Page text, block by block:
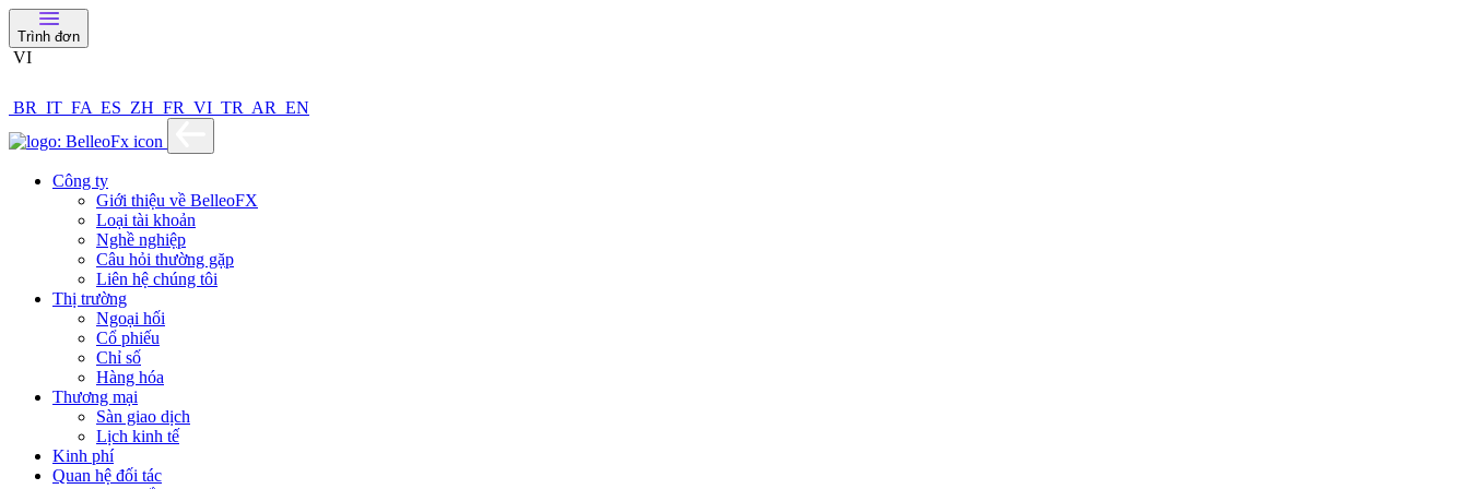
Trình đơn
VI
BR IT FA ES ZH FR VI TR AR EN
Công ty
Giới thiệu về BelleoFX
Loại tài khoản
Nghề nghiệp
Câu hỏi thường gặp
Liên hệ chúng tôi
Thị trường
Ngoại hối
Cổ phiếu
Chỉ số
Hàng hóa
Thương mại
Sàn giao dịch
Lịch kinh tế
Kinh phí
Quan hệ đối tác